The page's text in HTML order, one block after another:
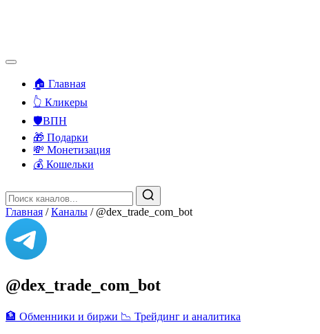
🏠 Главная
👆 Кликеры
🛡️ВПН
🎁 Подарки
💸 Монетизация
💰 Кошельки
Главная / Каналы / @dex_trade_com_bot
@dex_trade_com_bot
🏦 Обменники и биржи 📉 Трейдинг и аналитика